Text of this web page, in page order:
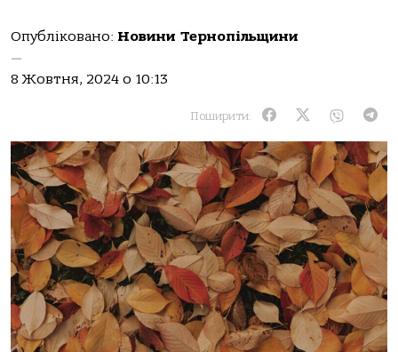
Опубліковано: Новини Тернопільщини
—
8 Жовтня, 2024 о 10:13
Поширити: